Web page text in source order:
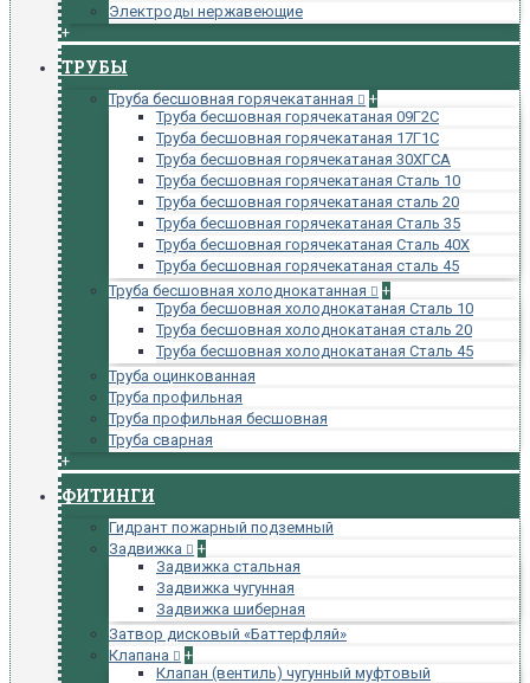
Электроды нержавеющие
+
ТРУБЫ
Труба бесшовная горячекатанная
+
Труба бесшовная горячекатаная 09Г2С
Труба бесшовная горячекатаная 17Г1С
Труба бесшовная горячекатаная 30ХГСА
Труба бесшовная горячекатаная Сталь 10
Труба бесшовная горячекатаная сталь 20
Труба бесшовная горячекатаная Сталь 35
Труба бесшовная горячекатаная Сталь 40Х
Труба бесшовная горячекатаная сталь 45
Труба бесшовная холоднокатанная
+
Труба бесшовная холоднокатаная Сталь 10
Труба бесшовная холоднокатаная сталь 20
Труба бесшовная холоднокатаная Сталь 45
Труба оцинкованная
Труба профильная
Труба профильная бесшовная
Труба сварная
+
ФИТИНГИ
Гидрант пожарный подземный
Задвижка
+
Задвижка стальная
Задвижка чугунная
Задвижка шиберная
Затвор дисковый «Баттерфляй»
Клапана
+
Клапан (вентиль) чугунный муфтовый